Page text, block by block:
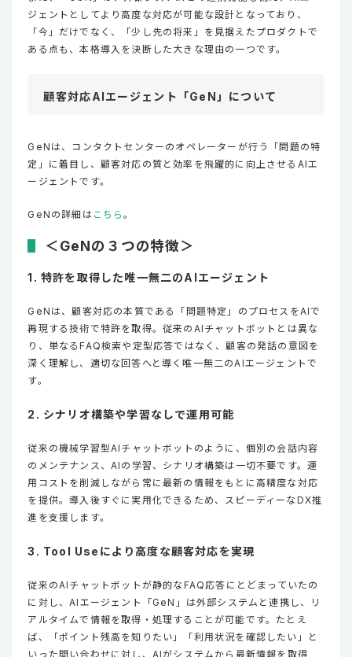
ジェントとしてより高度な対応が可能な設計となっており、
「今」だけでなく、「少し先の将来」を見据えたプロダクトで
ある点も、本格導入を決断した大きな理由の一つです。
顧客対応AIエージェント「GeN」について
GeNは、コンタクトセンターのオペレーターが行う「問題の特
定」に着目し、顧客対応の質と効率を飛躍的に向上させるAIエ
ージェントです。
GeNの詳細は こちら。
＜GeNの３つの特徴＞
1. 特許を取得した唯一無二のAIエージェント
GeNは、顧客対応の本質である「問題特定」のプロセスをAIで
再現する技術で特許を取得。従来のAIチャットボットとは異な
り、単なるFAQ検索や定型応答ではなく、顧客の発話の意図を
深く理解し、適切な回答へと導く唯一無二のAIエージェントで
す。
2. シナリオ構築や学習なしで運用可能
従来の機械学習型AIチャットボットのように、個別の会話内容
のメンテナンス、AIの学習、シナリオ構築は一切不要です。運
用コストを削減しながら常に最新の情報をもとに高精度な対応
を提供。導入後すぐに実用化できるため、スピーディーなDX推
進を支援します。
3. Tool Useにより高度な顧客対応を実現
従来のAIチャットボットが静的なFAQ応答にとどまっていたの
に対し、AIエージェント「GeN」は外部システムと連携し、リ
アルタイムで情報を取得・処理することが可能です。たとえ
ば、「ポイント残高を知りたい」「利用状況を確認したい」と
いった問い合わせに対し、AIがシステムから最新情報を取得